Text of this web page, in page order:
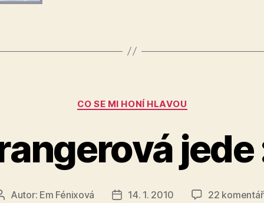
Rubriky
CO SE MI HONÍ HLAVOU
jede
AutorAutor: Em Fénixová
Datum
14. 1. 2010 22